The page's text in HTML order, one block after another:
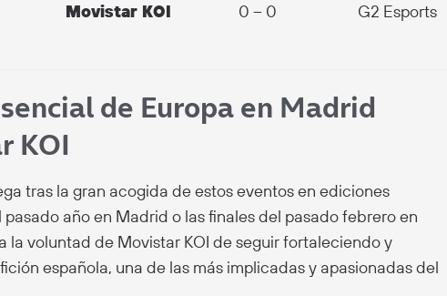
Movistar KOI 0 – 0 G2 Esports
de Europa en Madrid
KOI
tras la gran acogida de estos eventos en ediciones
año en Madrid o las finales del pasado febrero en
la voluntad de Movistar KOI de seguir fortaleciendo y
española, una de las más implicadas y apasionadas del